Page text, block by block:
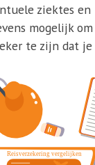
ziektes
mogelijk
te zijn dat